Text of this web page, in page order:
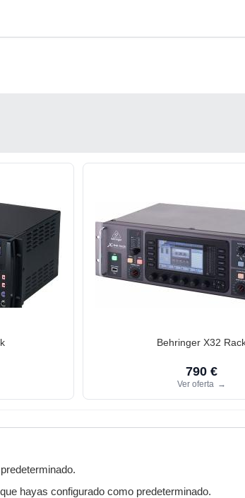
Behringer X32
790 €
Ver oferta →
hayas configurado como predeterminado.